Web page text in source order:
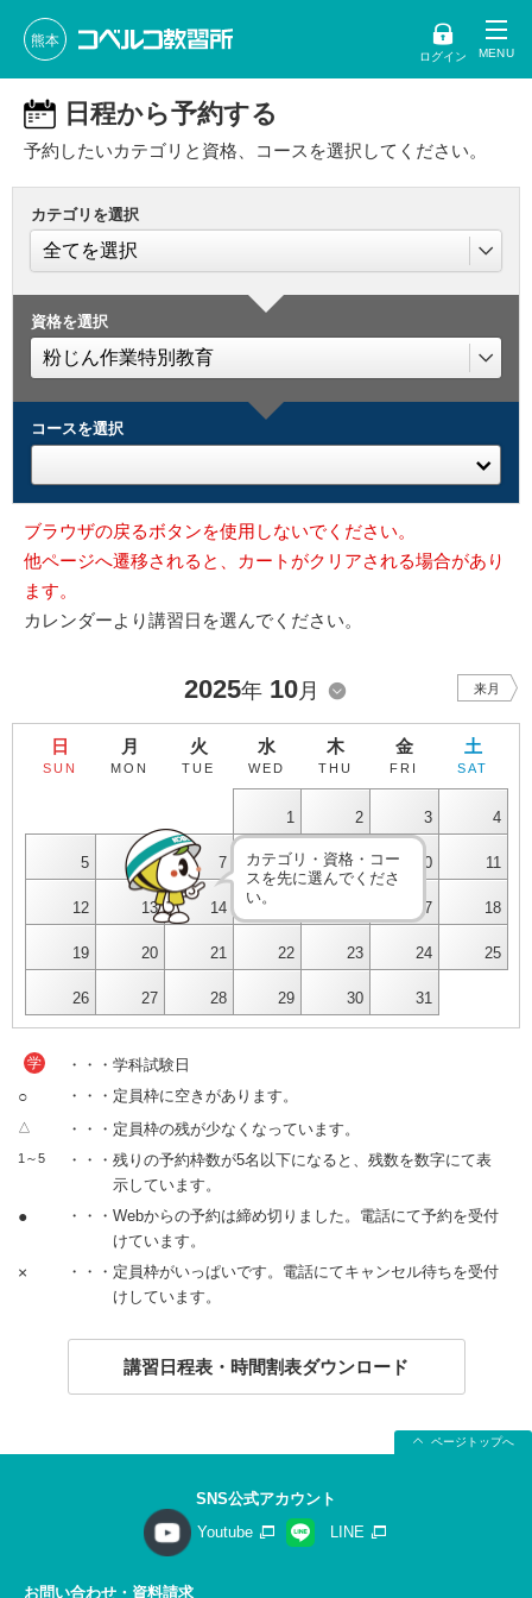
熊本
ログイン
日程から予約する
予約したいカテゴリと資格、コースを選択してください。
カテゴリを選択
資格を選択
コースを選択
ブラウザの戻るボタンを使用しないでください。
他ページへ遷移されると、カートがクリアされる場合があり
ます。
カレンダーより講習日を選んでください。
2025年 10月 来月
日
SUN
月
MON
火
TUE
水
WED
木
THU
金
FRI
土
SAT
1 2 3 4
5 6 7 8 9 10 11
12 13 14 17 18
19 20 21 22 23 24 25
26 27 28 29 30 31
カテゴリ・資格・コー
スを先に選んでくださ
い。
学 ・・・学科試験日
○ ・・・定員枠に空きがあります。
△ ・・・定員枠の残が少なくなっています。
1～5
・・・残りの予約枠数が5名以下になると、残数を数字にて表
示しています。
●
・・・Webからの予約は締め切りました。電話にて予約を受付
けています。
×
・・・定員枠がいっぱいです。電話にてキャンセル待ちを受付
けしています。
講習日程表・時間割表ダウンロード
ページトップへ
SNS公式アカウント
Youtube
LINE
お問い合わせ・資料請求